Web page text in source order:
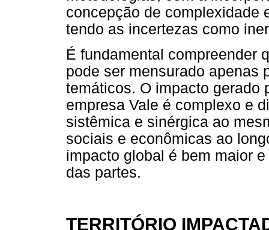
concepção de complexidade
tendo as incertezas como
É fundamental compreender
pode ser mensurado apenas
temáticos. O impacto gerado
empresa Vale é complexo e
sistêmica e sinérgica ao
sociais e econômicas ao
impacto global é bem maior
das partes.
TERRITÓRIO